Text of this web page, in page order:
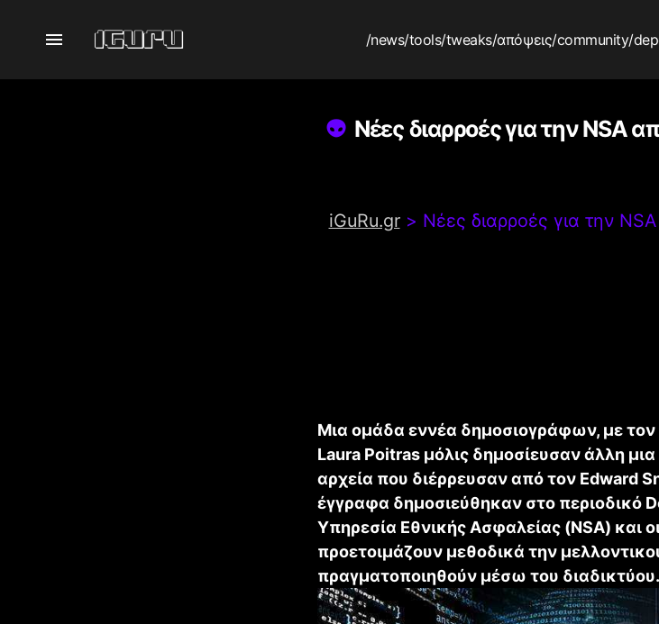
/news/tools/tweaks/απόψεις/community/
Νέες διαρροές για την NSA
iGuRu.gr> Νέες διαρροές για την
Μια ομάδα εννέα δημοσιογράφων, με τον
Laura Poitras μόλις δημοσίευσαν άλλη
αρχεία που διέρρευσαν από τον Edward
έγγραφα δημοσιεύθηκαν στο περιοδικό
Υπηρεσία Εθνικής Ασφαλείας (NSA) και
προετοιμάζουν μεθοδικά την
πραγματοποιηθούν μέσω του διαδικτύου.